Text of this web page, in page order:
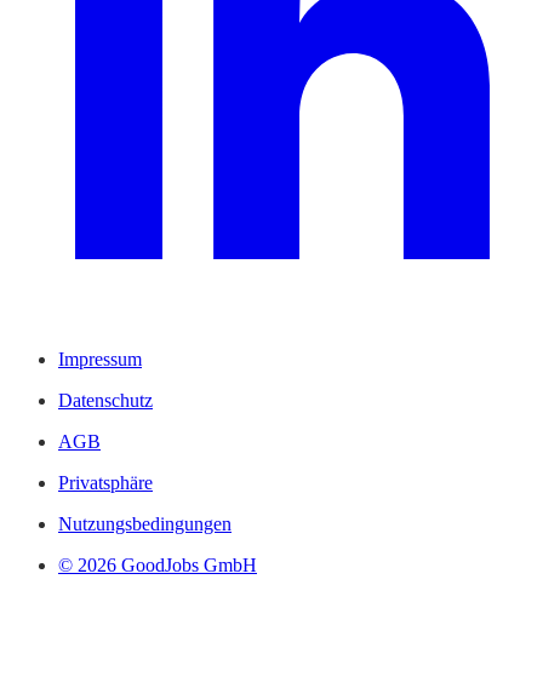
Impressum
Datenschutz
AGB
Privatsphäre
Nutzungsbedingungen
© 2026 GoodJobs GmbH